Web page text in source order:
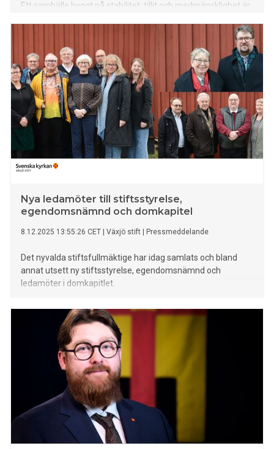
Ett samhälle byggt på stabilitet, tillit och medmänsklighet är
Nya ledamöter till stiftsstyrelse,
egendomsnämnd och domkapitel
8.12.2025 13:55:26 CET Växjö stift Pressmeddelande
Det nyvalda stiftsfullmäktige har idag samlats och bland
annat utsett ny stiftsstyrelse, egendomsnämnd och
ledamöter i domkapitlet.